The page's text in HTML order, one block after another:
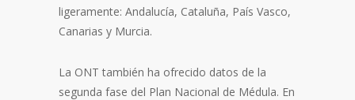
ligeramente: Andalucía, Cataluña, País Vasco,
Canarias y Murcia.
La ONT también ha ofrecido datos de la
segunda fase del Plan Nacional de Médula. En